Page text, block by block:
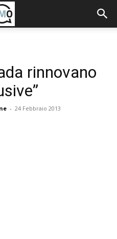
rinnovano
- 24 Febbraio 2013